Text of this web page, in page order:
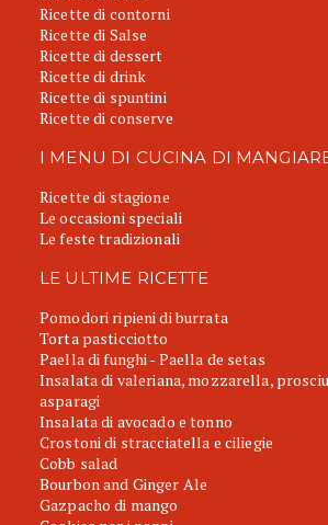
Ricette di contorni
Ricette di Salse
Ricette di dessert
Ricette di drink
Ricette di spuntini
Ricette di conserve
I MENU DI CUCINA DI
Ricette di stagione
Le occasioni speciali
Le feste tradizionali
LE ULTIME RICETTE
Pomodori ripieni di burrata
Torta pasticciotto
Paella di funghi - Paella de setas
Insalata di valeriana, mozzarella,
asparagi
Insalata di avocado e tonno
Crostoni di stracciatella e ciliegie
Cobb salad
Bourbon and Ginger Ale
Gazpacho di mango